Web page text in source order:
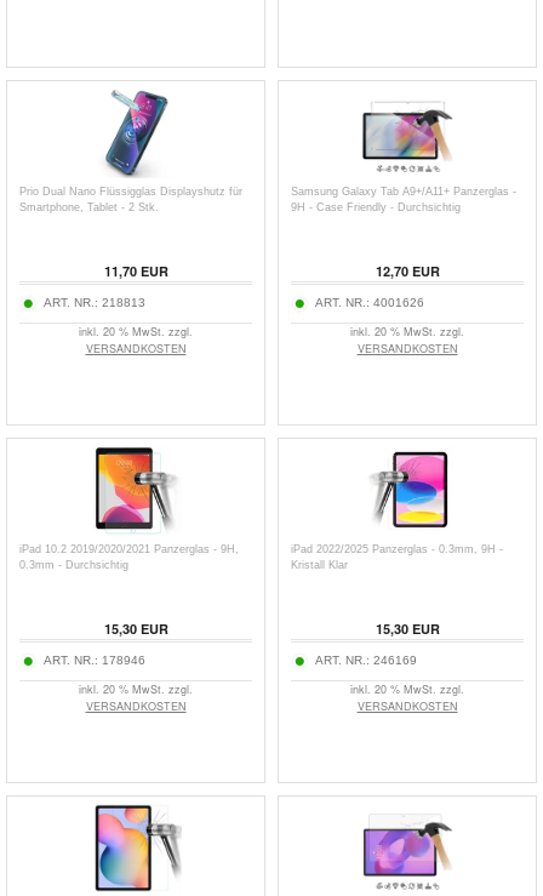
Prio Dual Nano Flüssigglas Displayshutz für
Smartphone, Tablet - 2 Stk.
11,70EUR
ART. NR.: 218813
inkl. 20 % MwSt. zzgl.
VERSANDKOSTEN
Samsung Galaxy Tab A9+/A11+ Panzerglas -
9H - Case Friendly - Durchsichtig
12,70EUR
ART. NR.: 4001626
inkl. 20 % MwSt. zzgl.
VERSANDKOSTEN
iPad 10.2 2019/2020/2021 Panzerglas - 9H,
0.3mm - Durchsichtig
15,30EUR
ART. NR.: 178946
inkl. 20 % MwSt. zzgl.
VERSANDKOSTEN
iPad 2022/2025 Panzerglas - 0.3mm, 9H -
Kristall Klar
15,30EUR
ART. NR.: 246169
inkl. 20 % MwSt. zzgl.
VERSANDKOSTEN